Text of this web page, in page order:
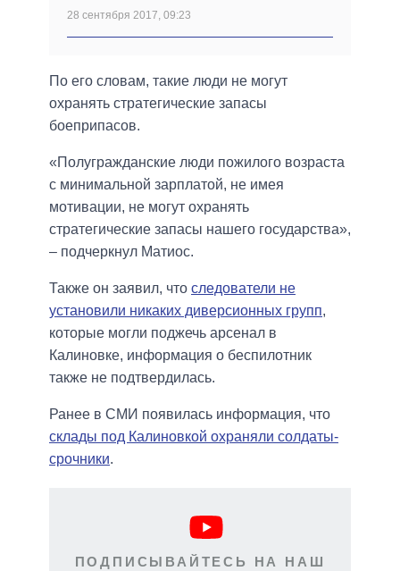
28 сентября 2017, 09:23
По его словам, такие люди не могут
охранять стратегические запасы
боеприпасов.
«Полугражданские люди пожилого возраста
с минимальной зарплатой, не имея
мотивации, не могут охранять
стратегические запасы нашего государства»,
– подчеркнул Матиос.
Также он заявил, что следователи не
установили никаких диверсионных групп,
которые могли поджечь арсенал в
Калиновке, информация о беспилотник
также не подтвердилась.
Ранее в СМИ появилась информация, что
склады под Калиновкой охраняли солдаты-
срочники.
ПОДПИСЫВАЙТЕСЬ НА НАШ